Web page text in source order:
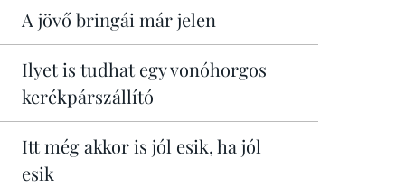
A jövő bringái már jelen
Ilyet is tudhat egy vonóhorgos
kerékpárszállító
Itt még akkor is jól esik, ha jól
esik